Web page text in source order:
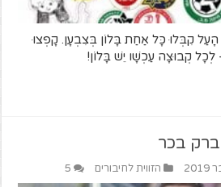
הָעַל קִבְּלוּ כָּל אַחַת בָּלוֹן בְּצִבְעָן. קָפְצוּ
קְבוּצָה עַכְשָׁו יֵשׁ בָּלוֹן!
בכר
הזווית לחיבורים 5